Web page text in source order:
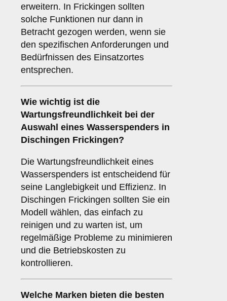
erweitern. In Frickingen sollten
solche Funktionen nur dann in
Betracht gezogen werden, wenn sie
den spezifischen Anforderungen und
Bedürfnissen des Einsatzortes
entsprechen.
Wie wichtig ist die
Wartungsfreundlichkeit bei der
Auswahl eines Wasserspenders in
Dischingen Frickingen?
Die Wartungsfreundlichkeit eines
Wasserspenders ist entscheidend für
seine Langlebigkeit und Effizienz. In
Dischingen Frickingen sollten Sie ein
Modell wählen, das einfach zu
reinigen und zu warten ist, um
regelmäßige Probleme zu minimieren
und die Betriebskosten zu
kontrollieren.
Welche Marken bieten die besten